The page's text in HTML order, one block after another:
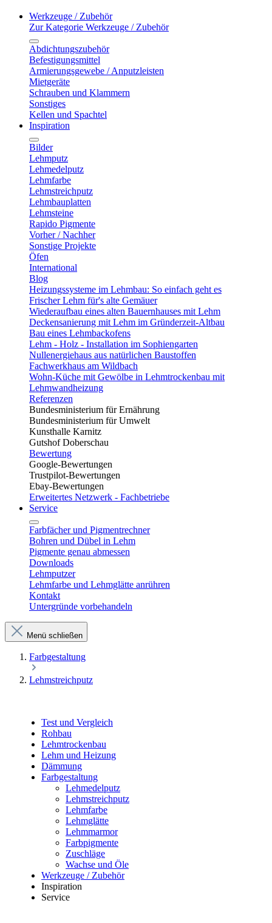
Werkzeuge / Zubehör
Zur Kategorie Werkzeuge / Zubehör
Abdichtungszubehör
Befestigungsmittel
Armierungsgewebe / Anputzleisten
Mietgeräte
Schrauben und Klammern
Sonstiges
Kellen und Spachtel
Inspiration
Bilder
Lehmputz
Lehmedelputz
Lehmfarbe
Lehmstreichputz
Lehmbauplatten
Lehmsteine
Rapido Pigmente
Vorher / Nachher
Sonstige Projekte
Öfen
International
Blog
Heizungssysteme im Lehmbau: So einfach geht es
Frischer Lehm für's alte Gemäuer
Wiederaufbau eines alten Bauernhauses mit Lehm
Deckensanierung mit Lehm im Gründerzeit-Altbau
Bau eines Lehmbackofens
Lehm - Holz - Installation im Sophiengarten
Nullenergiehaus aus natürlichen Baustoffen
Fachwerkhaus am Wildbach
Wohn-Küche mit Gewölbe in Lehmtrockenbau mit
Lehmwandheizung
Referenzen
Bundesministerium für Ernährung
Bundesministerium für Umwelt
Kunsthalle Karnitz
Gutshof Doberschau
Bewertung
Google-Bewertungen
Trustpilot-Bewertungen
Ebay-Bewertungen
Erweitertes Netzwerk - Fachbetriebe
Service
Farbfächer und Pigmentrechner
Bohren und Dübel in Lehm​
Pigmente genau abmessen
Downloads
Lehmputzer
Lehmfarbe und Lehmglätte anrühren
Kontakt
Untergründe vorbehandeln
Menü schließen
Farbgestaltung
Lehmstreichputz
Test und Vergleich
Rohbau
Lehmtrockenbau
Lehm und Heizung
Dämmung
Farbgestaltung
Lehmedelputz
Lehmstreichputz
Lehmfarbe
Lehmglätte
Lehmmarmor
Farbpigmente
Zuschläge
Wachse und Öle
Werkzeuge / Zubehör
Inspiration
Service